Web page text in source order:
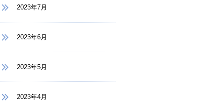
2023年7月
2023年6月
2023年5月
2023年4月